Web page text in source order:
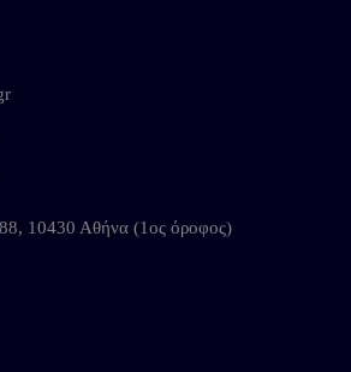
10430 Αθήνα (1ος όροφος)